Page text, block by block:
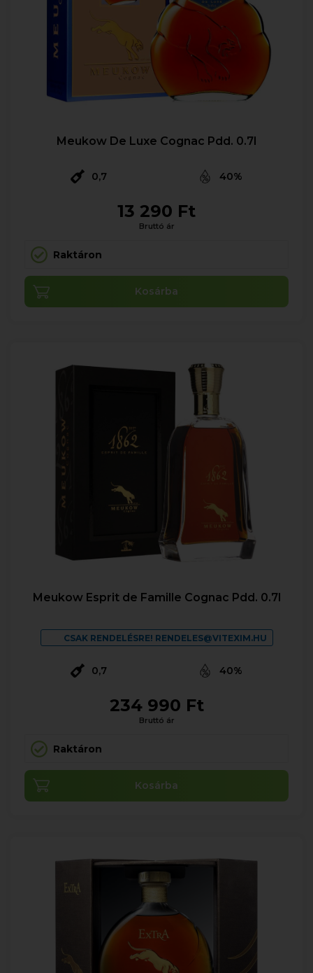
Meukow De Luxe Cognac Pdd. 0.7l
0,7 40%
13 290 Ft
Bruttó ár
Raktáron
Kosárba
Meukow Esprit de Famille Cognac Pdd. 0.7l
CSAK RENDELÉSRE! RENDELES@VITEXIM.HU
0,7 40%
234 990 Ft
Bruttó ár
Raktáron
Kosárba